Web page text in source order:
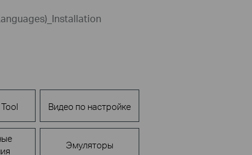
Видео по настройке
Эмуляторы